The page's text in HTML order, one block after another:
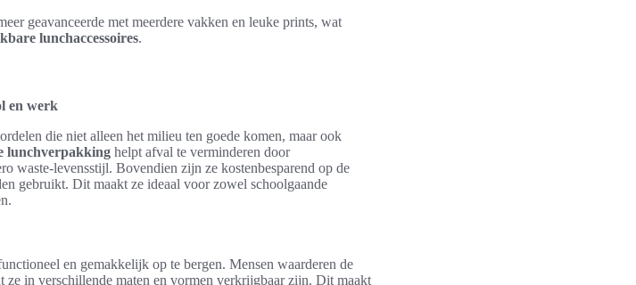
geavanceerde met meerdere vakken en leuke prints, wat
lunchaccessoires.
en werk
die niet alleen het milieu ten goede komen, maar ook
lunchverpakking helpt afval te verminderen door
waste-levensstijl. Bovendien zijn ze kostenbesparend op de
gebruikt. Dit maakt ze ideaal voor zowel schoolgaande
en gemakkelijk op te bergen. Mensen waarderen de
in verschillende maten en vormen verkrijgbaar zijn. Dit maakt